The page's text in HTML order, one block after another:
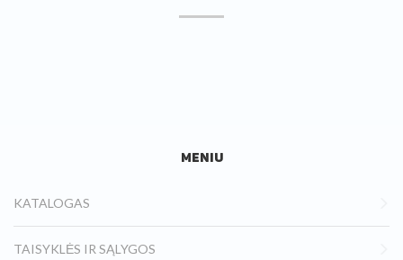
MENIU
KATALOGAS
TAISYKLĖS IR SĄLYGOS